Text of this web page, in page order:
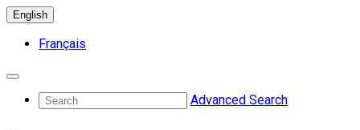
English
Français
Advanced Search